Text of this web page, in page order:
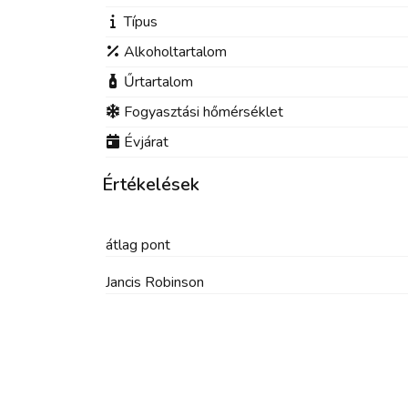
Típus
Alkoholtartalom
Űrtartalom
Fogyasztási hőmérséklet
Évjárat
Értékelések
átlag pont
Jancis Robinson